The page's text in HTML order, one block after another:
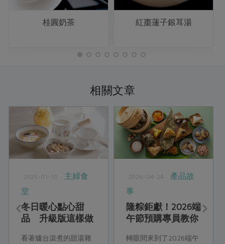
桂圓奶茶 紅棗蓮子銀耳湯
相關文章
2025-01-10
主婦食
堂
冬日暖心點心甜
品 升級版這樣做
看著爐台滾煮的甜湯雜
2026-04-24
產品故
事
隆粽鉅獻！2026端
午節預購專員教你
轉眼間來到了2026端午